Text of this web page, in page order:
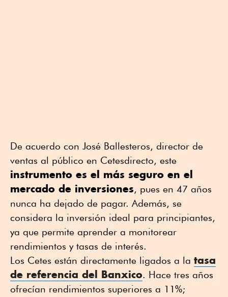
De acuerdo con José Ballesteros, director de
ventas al público en Cetesdirecto, este
instrumento es el más seguro en el
mercado de inversiones, pues en 47 años
nunca ha dejado de pagar. Además, se
considera la inversión ideal para principiantes,
ya que permite aprender a monitorear
rendimientos y tasas de interés.
Los Cetes están directamente ligados a la tasa
de referencia del Banxico. Hace tres años
ofrecían rendimientos superiores a 11%;